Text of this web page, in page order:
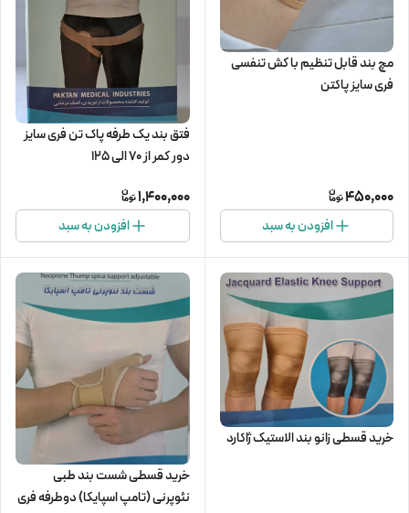
مچ بند قابل تنظیم با کش تنفسی
فری سایز پاکتن
450,000
افزودن به سبد
فتق بند یک طرفه پاک تن فری سایز
دور کمر از 70 الی 125
1,400,000
افزودن به سبد
خرید قسطی زانو بند الاستیک ژاکارد
خرید قسطی شست بند طبی
نئوپرنی (تامپ اسپایکا) دوطرفه فری